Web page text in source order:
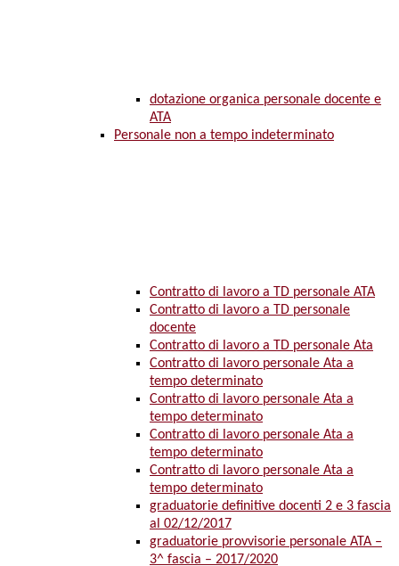
dotazione organica personale docente e
ATA
Personale non a tempo indeterminato
Contratto di lavoro a TD personale ATA
Contratto di lavoro a TD personale
docente
Contratto di lavoro a TD personale Ata
Contratto di lavoro personale Ata a
tempo determinato
Contratto di lavoro personale Ata a
tempo determinato
Contratto di lavoro personale Ata a
tempo determinato
Contratto di lavoro personale Ata a
tempo determinato
graduatorie definitive docenti 2 e 3 fascia
al 02/12/2017
graduatorie provvisorie personale ATA –
3^ fascia – 2017/2020